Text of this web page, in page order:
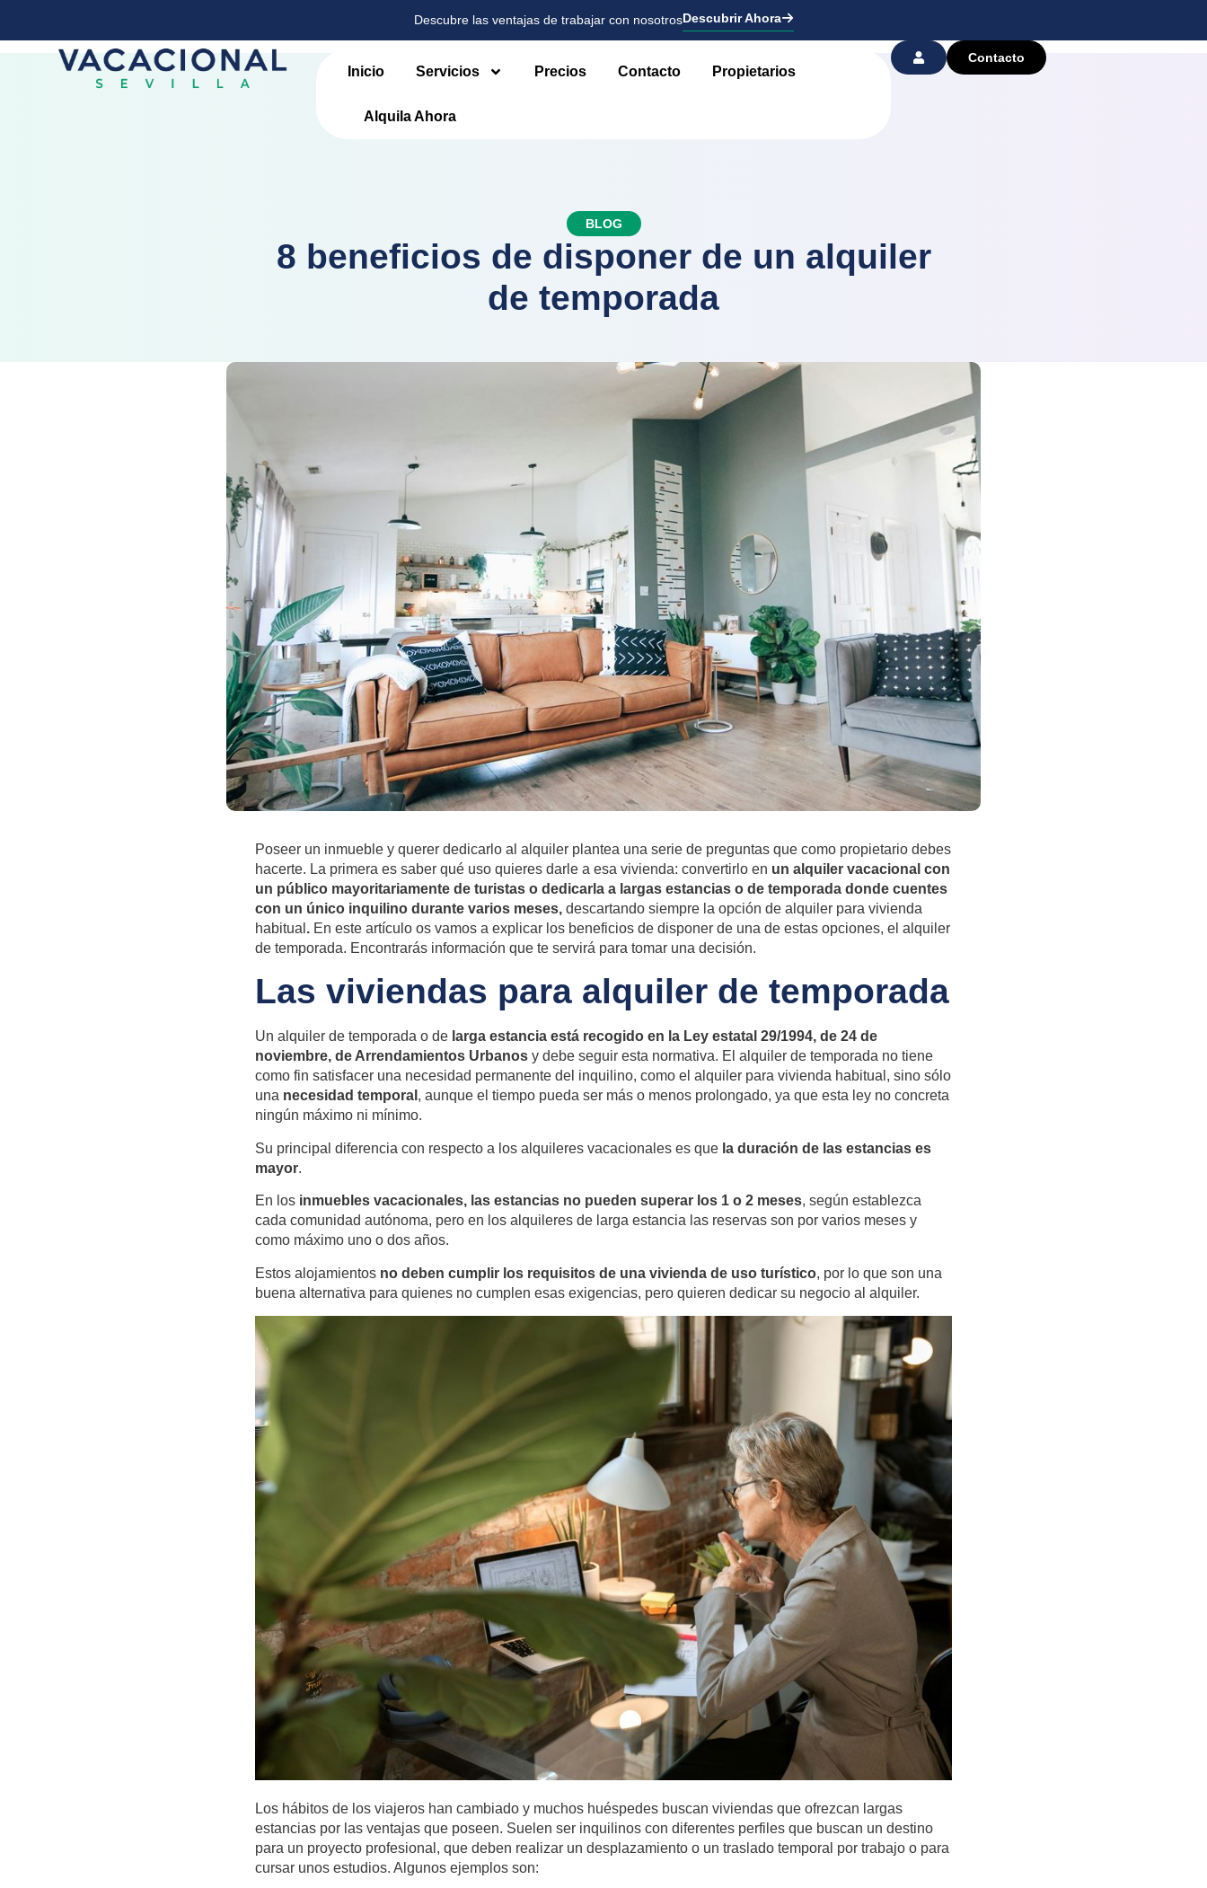
Descubre las ventajas de trabajar con nosotrosDescubrir Ahora
Inicio Servicios Precios Contacto Propietarios
Alquila Ahora
Contacto
BLOG
8 beneficios de disponer de un alquiler
de temporada
Poseer un inmueble y querer dedicarlo al alquiler plantea una serie de preguntas que como propietario debes
hacerte. La primera es saber qué uso quieres darle a esa vivienda: convertirlo en un alquiler vacacional con
un público mayoritariamente de turistas o dedicarla a largas estancias o de temporada donde cuentes
con un único inquilino durante varios meses, descartando siempre la opción de alquiler para vivienda
habitual . En este artículo os vamos a explicar los beneficios de disponer de una de estas opciones, el alquiler
de temporada. Encontrarás información que te servirá para tomar una decisión.
Las viviendas para alquiler de temporada
Un alquiler de temporada o de larga estancia está recogido en la Ley estatal 29/1994, de 24 de
noviembre, de Arrendamientos Urbanos y debe seguir esta normativa. El alquiler de temporada no tiene
como fin satisfacer una necesidad permanente del inquilino, como el alquiler para vivienda habitual, sino sólo
una necesidad temporal , aunque el tiempo pueda ser más o menos prolongado, ya que esta ley no concreta
ningún máximo ni mínimo.
Su principal diferencia con respecto a los alquileres vacacionales es que la duración de las estancias es
mayor.
En los inmuebles vacacionales, las estancias no pueden superar los 1 o 2 meses, según establezca
cada comunidad autónoma, pero en los alquileres de larga estancia las reservas son por varios meses y
como máximo uno o dos años.
Estos alojamientos no deben cumplir los requisitos de una vivienda de uso turístico, por lo que son una
buena alternativa para quienes no cumplen esas exigencias, pero quieren dedicar su negocio al alquiler.
Los hábitos de los viajeros han cambiado y muchos huéspedes buscan viviendas que ofrezcan largas
estancias por las ventajas que poseen. Suelen ser inquilinos con diferentes perfiles que buscan un destino
para un proyecto profesional, que deben realizar un desplazamiento o un traslado temporal por trabajo o para
cursar unos estudios. Algunos ejemplos son: